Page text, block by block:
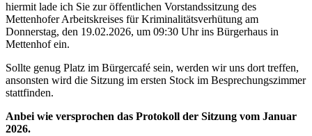
hiermit lade ich Sie zur öffentlichen Vorstandssitzung des
Mettenhofer Arbeitskreises für Kriminalitätsverhütung am
Donnerstag, den 19.02.2026, um 09:30 Uhr ins Bürgerhaus in
Mettenhof ein.
Sollte genug Platz im Bürgercafé sein, werden wir uns dort treffen,
ansonsten wird die Sitzung im ersten Stock im Besprechungszimmer
stattfinden.
Anbei wie versprochen das Protokoll der Sitzung vom Januar
2026.